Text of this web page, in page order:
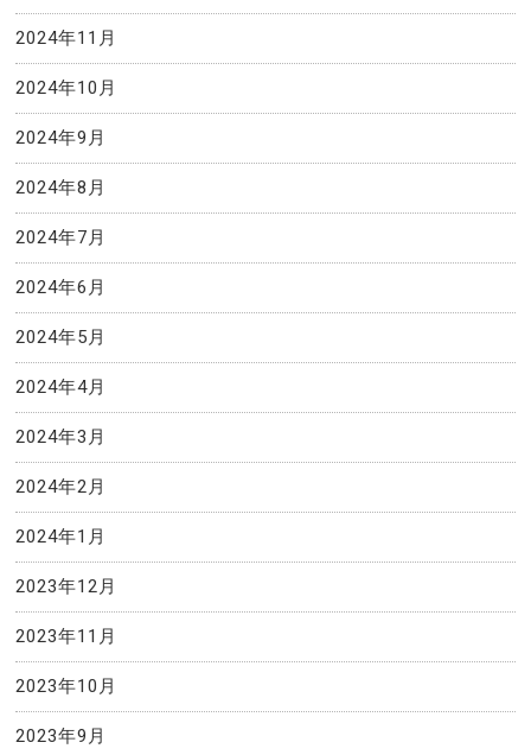
2024年11月
2024年10月
2024年9月
2024年8月
2024年7月
2024年6月
2024年5月
2024年4月
2024年3月
2024年2月
2024年1月
2023年12月
2023年11月
2023年10月
2023年9月